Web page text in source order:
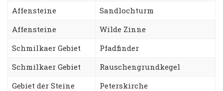
Affensteine
Sandlochturm
Affensteine
Wilde Zinne
Schmilkaer Gebiet
Pfadfinder
Schmilkaer Gebiet
Rauschengrundkegel
Gebiet der Steine
Peterskirche